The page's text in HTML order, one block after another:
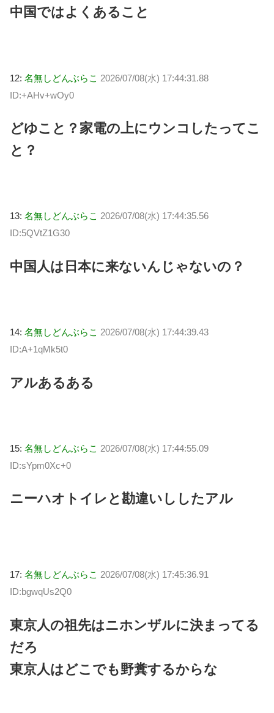
中国ではよくあること
12: 名無しどんぶらこ 2026/07/08(水) 17:44:31.88
ID:+AHv+wOy0
どゆこと？家電の上にウンコしたってこ
と？
13: 名無しどんぶらこ 2026/07/08(水) 17:44:35.56
ID:5QVtZ1G30
中国人は日本に来ないんじゃないの？
14: 名無しどんぶらこ 2026/07/08(水) 17:44:39.43
ID:A+1qMk5t0
アルあるある
15: 名無しどんぶらこ 2026/07/08(水) 17:44:55.09
ID:sYpm0Xc+0
ニーハオトイレと勘違いししたアル
17: 名無しどんぶらこ 2026/07/08(水) 17:45:36.91
ID:bgwqUs2Q0
東京人の祖先はニホンザルに決まってる
だろ
東京人はどこでも野糞するからな